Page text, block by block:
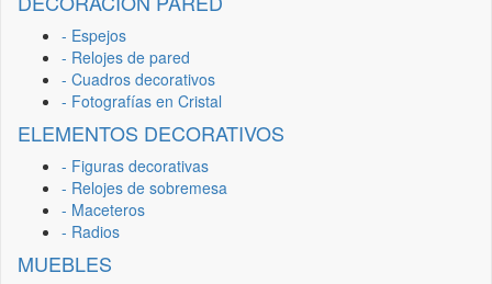
- Espejos
- Relojes de pared
- Cuadros decorativos
- Fotografías en Cristal
ELEMENTOS DECORATIVOS
- Figuras decorativas
- Relojes de sobremesa
- Maceteros
- Radios
MUEBLES